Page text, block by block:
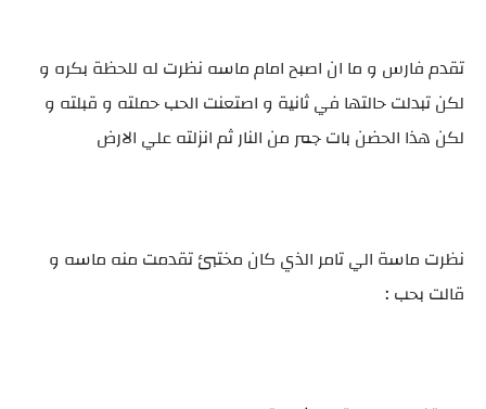
تقدم فارس و ما ان اصبح امام ماسه نظرت له للحظة بكره و
لكن تبدلت حالتها في ثانية و اصتعنت الحب حملته و قبلته و
لكن هذا الحضن بات جمر من النار ثم انزلته علي الارض
نظرت ماسة الي تامر الذي كان مختبئ تقدمت منه ماسه و
قالت بحب :